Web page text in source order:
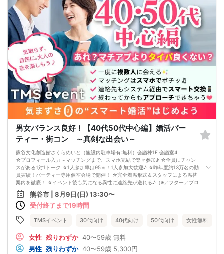
なたの出会いを全力でサポートさせて頂きます。
■開催人数目安
男女2対2〜8対8
■最少催行人数
男女2対2
■中止判断タイミング・中止連絡
開催時間の90分前までに、最少催行人数に満たない場合
中止連絡は、申込の携帯電話へショートメールでお送りします。
※弊社からのショートメールの受信許可設定をお願いします。
■飲食
あり（ドリンク）(場合によってはスイーツ)
■注意事項
店舗様のご迷惑になりますので、店舗様へ直接電話等でのご連絡はおやめ下さ
い。
問い合わせは、弊社からお送りした予約完了メールに記載の問い合わせ先まで、
ご連絡をお願いします。
※オミカレでの会員登録にあたっては本人確認が必要となります。
男女バランス良好！【40代50代中心編】婚活パー
ティー・街コン ～真剣な出会い～
熊谷文化創造館さくらめいと（施設内駐車場有:無料）会議棟1F 会議室4
☆プロフィール入力～マッチングまで、スマホ完結で楽々参加♪ ☆全員にチャン
スがある1対1トーク ☆1人参加率は95％！1人参加大歓迎♪ ☆昨年度約13万名の動
員実績！パーティー専用個室会場で開催！ ☆完全着席形式＆スタッフによる席替
案内を徹底！ ☆イベント後も気になる異性に連絡先が送れる♪（※アフターアプロ
ーチ機能） スタッフの進行で全員の方とお話できるので、フリータイムで放置さ
れて人気の方と一度もお話できずに気が付いたらイベント終了・・・ということ
は一切ありません！ 【持ち物について】 ・ご本人様確認書類（無い場合はキャン
ホ （こちらのパーティーはスマホを使用したパーティーになります。システムの
お釣銭がでないようご用意いただけますと幸いです。 【ご参加前にご確認くださ
い】 ・Wi-Fiの用意はありませんので、ネット環境が万全でない場合にはご参加い
ただけません。 ・充電器の貸し出しは行っておりません。 【ご来場に際して】
熊谷市 | 8月9日(日) 13:30〜
受付終了まで19時間
TMSイベント 30代向け 40代向け 50代向け 女性無料
女性 残りわずか 40〜59歳 無料
男性 残りわずか 40〜59歳 5,300円